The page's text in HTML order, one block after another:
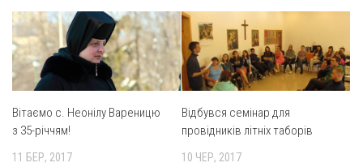
Введення в храм Богородиці (м. Суми)
Матері Божої Неустанної Помочі (м. Охтирка)
Монастирі
Свято-Покровський монастир оо Василіян
Свято-Івано-Павлівський монастир сестер Згромадження
Св. Йосифа ОПДМ
Вітаємо с. Неонілу Вареницю
з 35-річчям!
11 БЕР, 2017
Відбувся семінар для
провідників літніх таборів
10 ЧЕР, 2017